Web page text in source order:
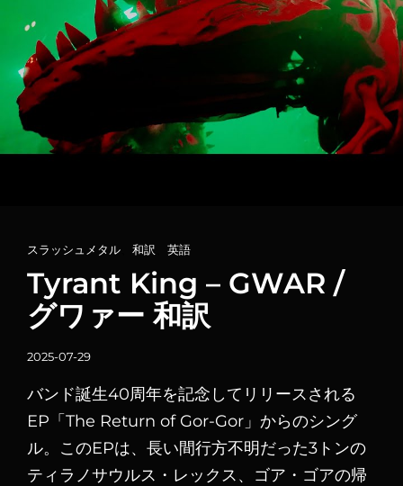
カ
テ
ゴ
リ
リ
ン
ク
スラッシュメタル 和訳 英語
Tyrant King – GWAR /
グワァー 和訳
投
日
2025-07-29
バンド誕生40周年を記念してリリースされる
EP「The Return of Gor-Gor」からのシング
ル。このEPは、長い間行方不明だった3トンの
ティラノサウルス・レックス、ゴア・ゴアの帰